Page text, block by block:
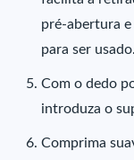
pré-abertura
para ser usado.
Com o dedo
introduza o
Comprima